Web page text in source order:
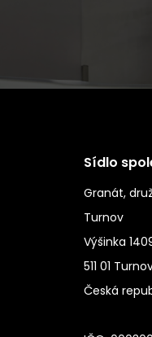
Sídlo
Granát,
Turnov
Výšinka
511 01
Česká